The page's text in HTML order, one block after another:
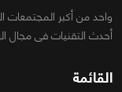
واحد من أكبر
أحدث التقنيات فى مجال
القائمة